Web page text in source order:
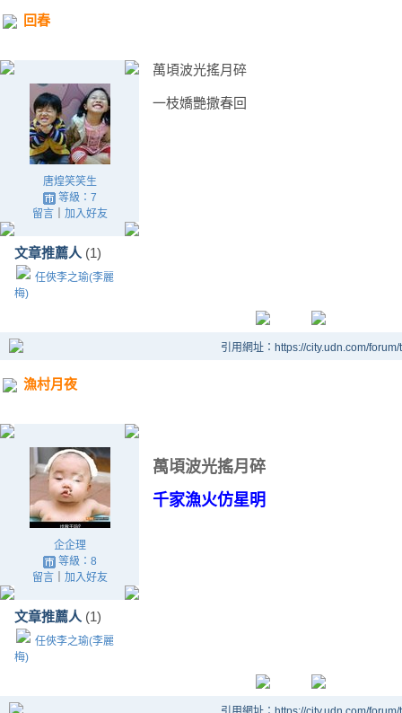
回春
唐煌笑笑生
等級：7
留言｜ 加入好友
文章推薦人 (1)
任俠李之瑜(李麗
梅)
萬頃波光搖月碎
一枝嬌艷撒春回
引用網址：https://city.udn.com/
漁村月夜
企企理
等級：8
留言｜ 加入好友
文章推薦人 (1)
任俠李之瑜(李麗
梅)
萬頃波光搖月碎
千家漁火仿星明